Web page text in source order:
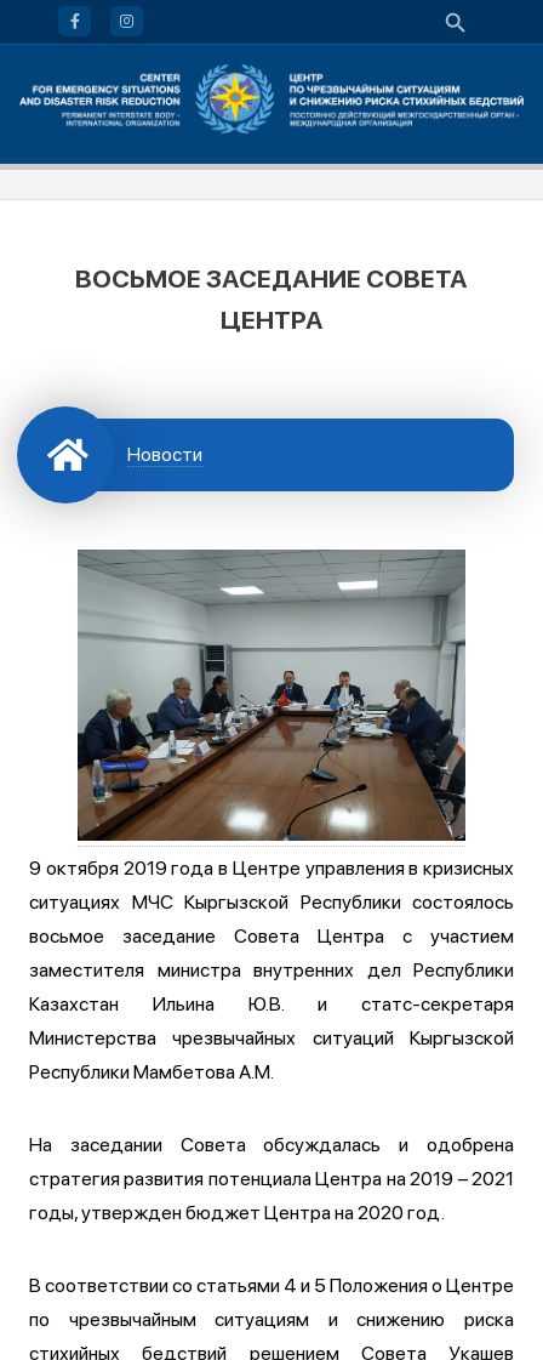
ВОСЬМОЕ ЗАСЕДАНИЕ СОВЕТА
ЦЕНТРА
Новости
9 октября 2019 года в Центре управления в кризисных
ситуациях МЧС Кыргызской Республики состоялось
восьмое заседание Совета Центра с участием
заместителя министра внутренних дел Республики
Казахстан Ильина Ю.В. и статс-секретаря
Министерства чрезвычайных ситуаций Кыргызской
Республики Мамбетова А.М.
На заседании Совета обсуждалась и одобрена
стратегия развития потенциала Центра на 2019 – 2021
годы, утвержден бюджет Центра на 2020 год.
В соответствии со статьями 4 и 5 Положения о Центре
по чрезвычайным ситуациям и снижению риска
стихийных бедствий решением Совета Укашев